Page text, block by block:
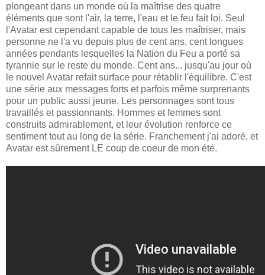
plongeant dans un monde où la maîtrise des quatre
éléments que sont l'air, la terre, l'eau et le feu fait loi. Seul
l'Avatar est cependant capable de tous les maîtriser, mais
personne ne l'a vu depuis plus de cent ans, cent longues
années pendants lesquelles la Nation du Feu a porté sa
tyrannie sur le reste du monde. Cent ans... jusqu'au jour où
le nouvel Avatar refait surface pour rétablir l'équilibre. C'est
une série aux messages forts et parfois même surprenants
pour un public aussi jeune. Les personnages sont tous
travaillés et passionnants. Hommes et femmes sont
construits admirablement, et leur évolution renforce ce
sentiment tout au long de la série. Franchement j'ai adoré, et
Avatar est sûrement LE coup de coeur de mon été.